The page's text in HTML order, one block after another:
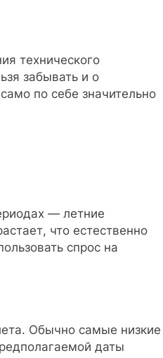
технического
забывать и о
по себе значительно
— летние
что естественно
спрос на
Обычно самые низкие
даты